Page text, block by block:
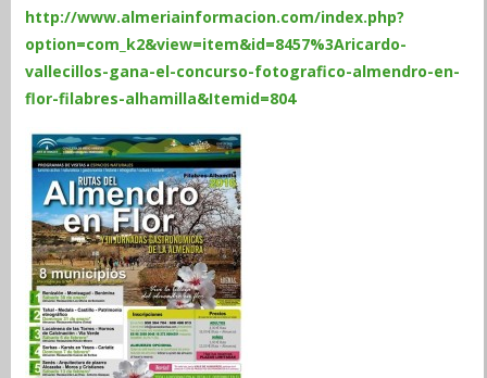
http://www.almeriainformacion.com/index.php?
option=com_k2&view=item&id=8457%3Aricardo-
vallecillos-gana-el-concurso-fotografico-almendro-en-
flor-filabres-alhamilla&Itemid=804